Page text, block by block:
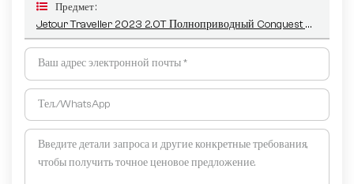
Предмет :
Jetour Traveller 2023 2.0T Полноприводный Conquest PRO